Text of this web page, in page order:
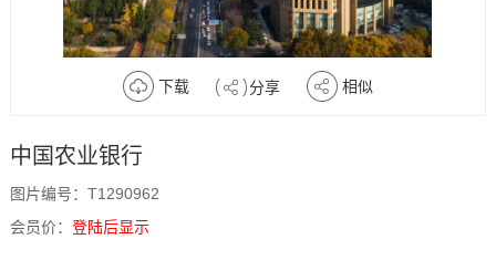
下载 分享 相似
中国农业银行
图片编号：T1290962
会员价： 登陆后显示